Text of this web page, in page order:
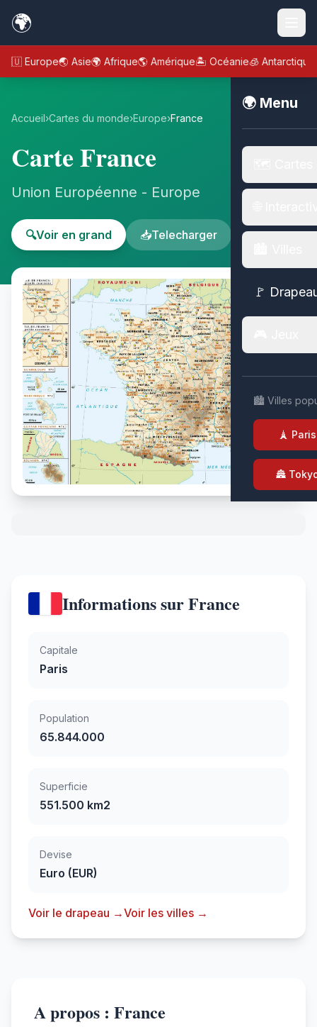
🌍
🇪🇺 Europe🌏 Asie🌍 Afrique🌎 Amérique🏝️ Océanie🧊 Antarctique
🌍 Menu
🚩
🏙️ Villes
🗼 Paris
🏯
Accueil›Cartes du monde›Europe›France
Carte France
Union Européenne - Europe
🔍Voir en grand 📥Telecharger
Informations sur France
Capitale
Paris
Population
65.844.000
Superficie
551.500 km2
Devise
Euro (EUR)
Voir le drapeau →Voir les villes →
A propos : France